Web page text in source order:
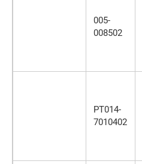
005-
008502
PT014-
7010402